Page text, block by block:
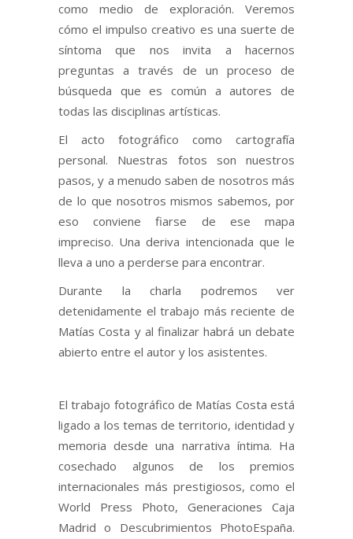
como medio de exploración. Veremos
cómo el impulso creativo es una suerte de
síntoma que nos invita a hacernos
preguntas a través de un proceso de
búsqueda que es común a autores de
todas las disciplinas artísticas.
El acto fotográfico como cartografía
personal. Nuestras fotos son nuestros
pasos, y a menudo saben de nosotros más
de lo que nosotros mismos sabemos, por
eso conviene fiarse de ese mapa
impreciso. Una deriva intencionada que le
lleva a uno a perderse para encontrar.
Durante la charla podremos ver
detenidamente el trabajo más reciente de
Matías Costa y al finalizar habrá un debate
abierto entre el autor y los asistentes.
El trabajo fotográfico de Matías Costa está
ligado a los temas de territorio, identidad y
memoria desde una narrativa íntima. Ha
cosechado algunos de los premios
internacionales más prestigiosos, como el
World Press Photo, Generaciones Caja
Madrid o Descubrimientos PhotoEspaña.